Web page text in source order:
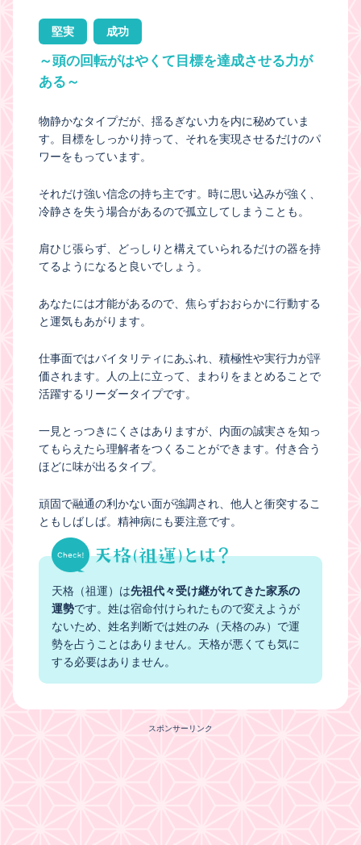
堅実 成功
～頭の回転がはやくて目標を達成させる力が
ある～
物静かなタイプだが、揺るぎない力を内に秘めていま
す。目標をしっかり持って、それを実現させるだけのパ
ワーをもっています。
それだけ強い信念の持ち主です。時に思い込みが強く、
冷静さを失う場合があるので孤立してしまうことも。
肩ひじ張らず、どっしりと構えていられるだけの器を持
てるようになると良いでしょう。
あなたには才能があるので、焦らずおおらかに行動する
と運気もあがります。
仕事面ではバイタリティにあふれ、積極性や実行力が評
価されます。人の上に立って、まわりをまとめることで
活躍するリーダータイプです。
一見とっつきにくさはありますが、内面の誠実さを知っ
てもらえたら理解者をつくることができます。付き合う
ほどに味が出るタイプ。
頑固で融通の利かない面が強調され、他人と衝突するこ
ともしばしば。精神病にも要注意です。
天格（祖運）は先祖代々受け継がれてきた家系の
運勢です。姓は宿命付けられたもので変えようが
ないため、姓名判断では姓のみ（天格のみ）で運
勢を占うことはありません。天格が悪くても気に
する必要はありません。
スポンサーリンク